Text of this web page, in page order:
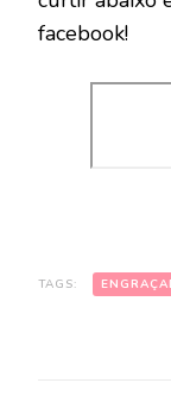
facebook!
TAGS: